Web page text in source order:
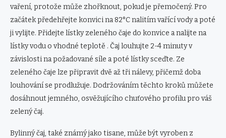
vaření, protože může zhořknout, pokud je přemočený. Pro
začátek předehřejte konvici na 82°C nalitím vařící vody a poté
ji vylijte. Přidejte lístky zeleného čaje do konvice a nalijte na
lístky vodu o vhodné teplotě . Čaj louhujte 2-4 minuty v
závislosti na požadované síle a poté lístky sceďte. Ze
zeleného čaje lze připravit dvě až tři nálevy, přičemž doba
louhování se prodlužuje. Dodržováním těchto kroků můžete
dosáhnout jemného, ​​osvěžujícího chuťového profilu pro váš
zelený čaj.
Bylinný čaj, také známý jako tisane, může být vyroben z